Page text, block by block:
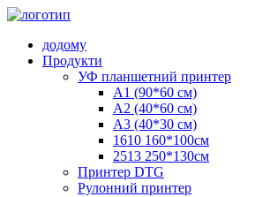
додому
Продукти
УФ планшетний принтер
A1 (90*60 см)
A2 (40*60 см)
A3 (40*30 см)
1610 160*100см
2513 250*130см
Принтер DTG
Рулонний принтер